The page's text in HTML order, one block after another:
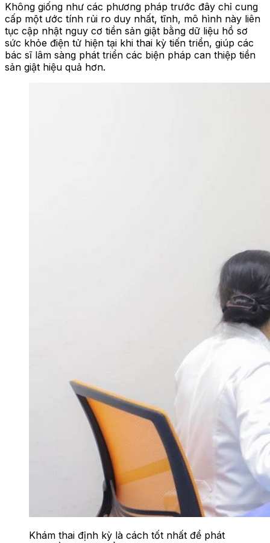
Không giống như các phương pháp trước đây chỉ cung
cấp một ước tính rủi ro duy nhất, tĩnh, mô hình này liên
tục cập nhật nguy cơ tiền sản giật bằng dữ liệu hồ sơ
sức khỏe điện tử hiện tại khi thai kỳ tiến triển, giúp các
bác sĩ lâm sàng phát triển các biện pháp can thiệp tiền
sản giật hiệu quả hơn.
Khám thai định kỳ là cách tốt nhất để phát